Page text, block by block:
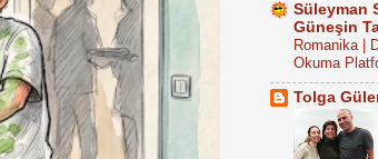
Süleyman
Güneşin
Romanika |
Okuma
Tolga